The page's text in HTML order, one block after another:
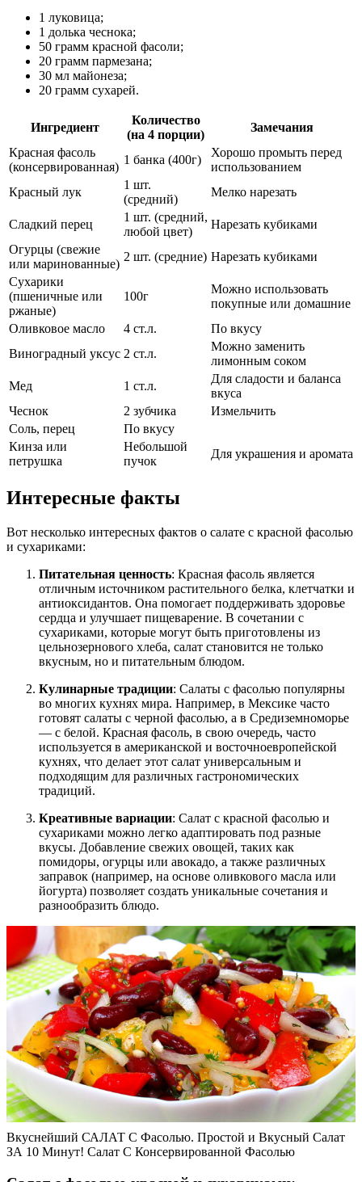
1 луковица;
1 долька чеснока;
50 грамм красной фасоли;
20 грамм пармезана;
30 мл майонеза;
20 грамм сухарей.
Ингредиент
Количество
(на 4 порции)
Замечания
Красная фасоль
(консервированная)
1 банка (400г)
Хорошо промыть перед
использованием
Красный лук
1 шт.
(средний)
Мелко нарезать
Сладкий перец
1 шт. (средний,
любой цвет)
Нарезать кубиками
Огурцы (свежие
или маринованные)
2 шт. (средние) Нарезать кубиками
Сухарики
(пшеничные или
ржаные)
100г
Можно использовать
покупные или домашние
Оливковое масло
4 ст.л.
По вкусу
Виноградный уксус 2 ст.л.
Можно заменить
лимонным соком
Мед
1 ст.л.
Для сладости и баланса
вкуса
Чеснок
2 зубчика
Измельчить
Соль, перец
По вкусу
Кинза или
петрушка
Небольшой
пучок
Для украшения и аромата
Интересные факты
Вот несколько интересных фактов о салате с красной фасолью
и сухариками:
Питательная ценность: Красная фасоль является
отличным источником растительного белка, клетчатки и
антиоксидантов. Она помогает поддерживать здоровье
сердца и улучшает пищеварение. В сочетании с
сухариками, которые могут быть приготовлены из
цельнозернового хлеба, салат становится не только
вкусным, но и питательным блюдом.
Кулинарные традиции: Салаты с фасолью популярны
во многих кухнях мира. Например, в Мексике часто
готовят салаты с черной фасолью, а в Средиземноморье
— с белой. Красная фасоль, в свою очередь, часто
используется в американской и восточноевропейской
кухнях, что делает этот салат универсальным и
подходящим для различных гастрономических
традиций.
Креативные вариации: Салат с красной фасолью и
сухариками можно легко адаптировать под разные
вкусы. Добавление свежих овощей, таких как
помидоры, огурцы или авокадо, а также различных
заправок (например, на основе оливкового масла или
йогурта) позволяет создать уникальные сочетания и
разнообразить блюдо.
Вкуснейший САЛАТ С Фасолью. Простой и Вкусный Салат
ЗА 10 Минут! Салат С Консервированной Фасолью